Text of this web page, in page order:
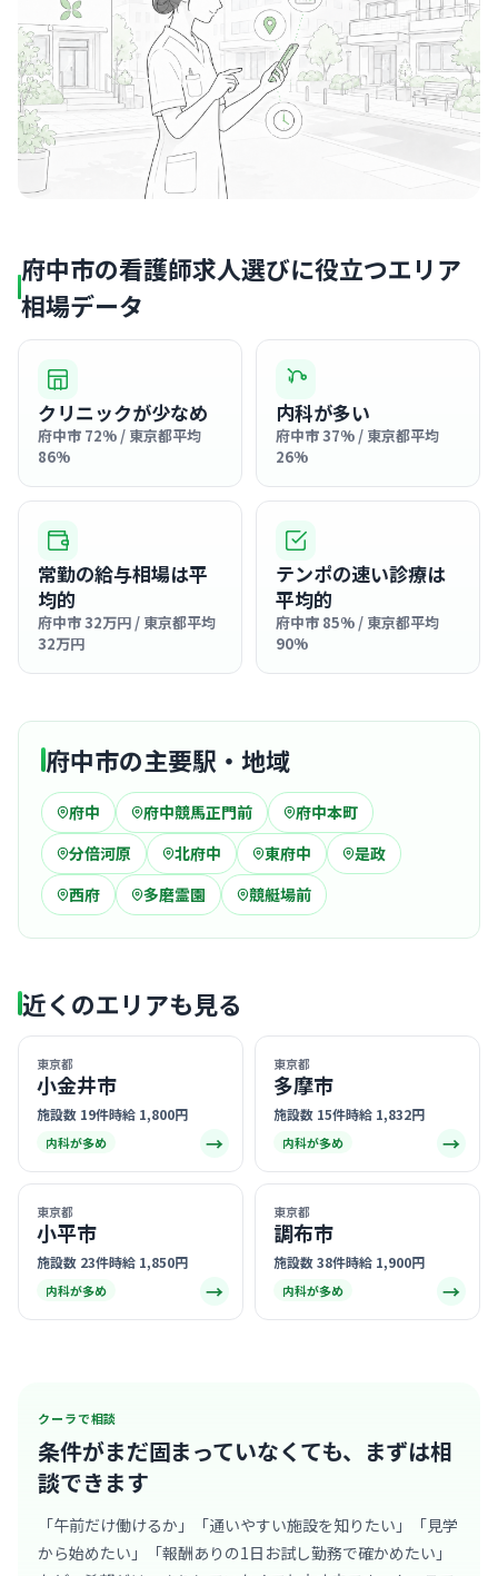
府中市の看護師求人選びに役立つエリア
相場データ
クリニックが少なめ
府中市 72% / 東京都平均
86%
内科が多い
府中市 37% / 東京都平均
26%
常勤の給与相場は平
均的
府中市 32万円 / 東京都平均
32万円
テンポの速い診療は
平均的
府中市 85% / 東京都平均
90%
府中市の主要駅・地域
府中 府中競馬正門前
府中本町
分倍河原
北府中 東府中
是政
西府
多磨霊園 競艇場前
近くのエリアも見る
東京都
小金井市
施設数 19件時給 1,800円
内科が多め →
東京都
多摩市
施設数 15件時給 1,832円
内科が多め →
東京都
小平市
施設数 23件時給 1,850円
内科が多め →
東京都
調布市
施設数 38件時給 1,900円
内科が多め →
クーラで相談
条件がまだ固まっていなくても、 まずは相
談できます
「午前だけ働けるか」「通いやすい施設を知りたい」「見学
から始めたい」「報酬ありの1日お試し勤務で確かめたい」